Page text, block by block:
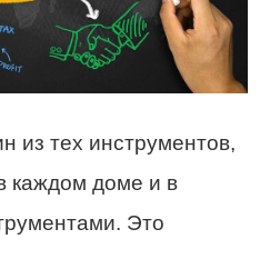
из тех инструментов,
каждом доме и в
Это